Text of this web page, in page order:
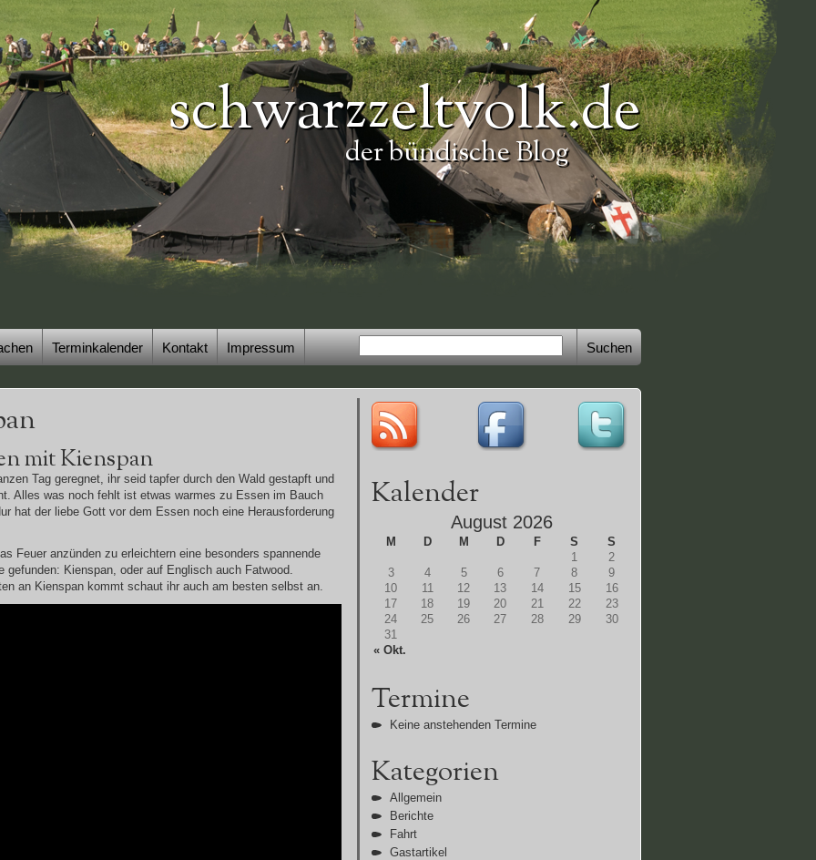
schwarzzeltvolk.de
der bündische Blog
Terminkalender Kontakt Impressum
mit Kienspan
Tag geregnet, ihr seid tapfer durch den Wald gestapft und
Alles was noch fehlt ist etwas warmes zu Essen im Bauch
hat der liebe Gott vor dem Essen noch eine Herausforderung
Feuer anzünden zu erleichtern eine besonders spannende
gefunden: Kienspan, oder auf Englisch auch Fatwood.
an Kienspan kommt schaut ihr auch am besten selbst an.
Kalender
August 2026
M D M D F S S
« Okt.
1
2
3
4 5 6 7 8
9
10
11 12 13 14 15
16
17
18 19 20 21 22
23
24
25 26 27 28 29
30
31
Termine
Keine anstehenden Termine
Kategorien
Allgemein
Berichte
Fahrt
Gastartikel